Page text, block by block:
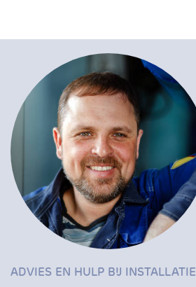
ADVIES EN HULP BIJ INSTALLATIE